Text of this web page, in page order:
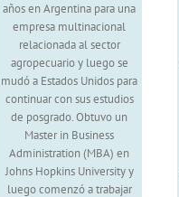
años en Argentina para una
empresa multinacional
relacionada al sector
agropecuario y luego se
mudó a Estados Unidos para
continuar con sus estudios
de posgrado. Obtuvo un
Master in Business
Administration (MBA) en
Johns Hopkins University y
luego comenzó a trabajar